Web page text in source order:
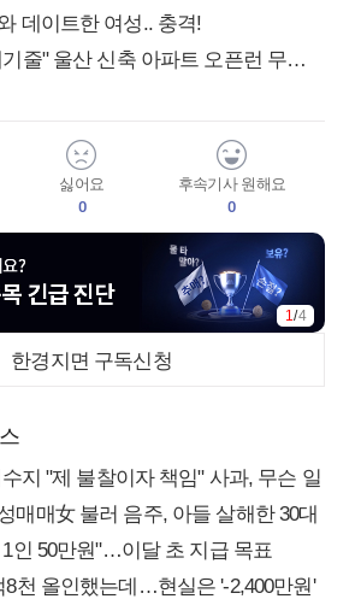
데이트한 여성.. 충격!
줄" 울산 신축 아파트 오픈런 무슨일?
싫어요
0
후속기사 원해요
0
1/4
한경지면 구독신청
지 "제 불찰이자 책임" 사과, 무슨 일
매매女 불러 음주, 아들 살해한 30대
인 50만원"…이달 초 지급 목표
8천 올인했는데…현실은 '-2,400만원'